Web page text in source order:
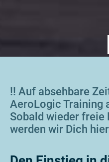
!! Auf absehbare
AeroLogic Training
Sobald wieder freie
werden wir Dich